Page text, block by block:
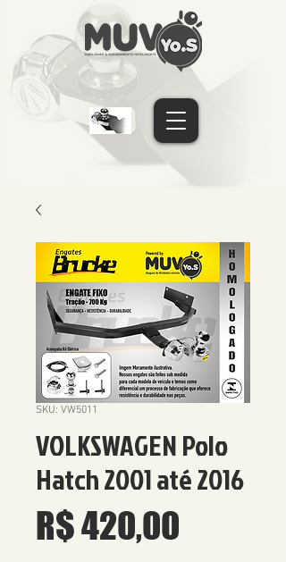
SKU: VW5011
VOLKSWAGEN Polo
Hatch 2001 até 2016
R$ 420,00